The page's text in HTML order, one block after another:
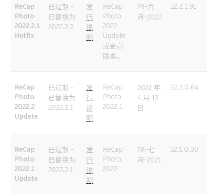
ReCap
Photo
2022.2.1
Hotfix
已过期 -
已替换为
2022.2.2
发
行
说
明
ReCap
Photo
2022
Update
或更高
版本。
29-六
月-2022
22.2.1.91
ReCap
Photo
2022.2
Update
已过期 -
已替换为
2022.2.1
发
行
说
明
ReCap
Photo
2022.1
2022 年
4 月 13
日
22.2.0.64
ReCap
Photo
2022.1
Update
已过期 -
已替换为
2022.2.1
发
行
说
明
ReCap
Photo
2022
28-七
月-2021
22.1.0.30